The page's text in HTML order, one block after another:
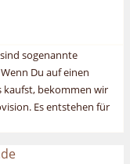
sogenannte
Du auf einen
kaufst, bekommen wir
Es entstehen für